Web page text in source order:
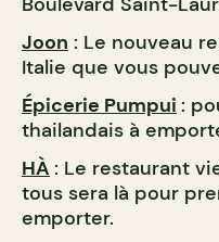
Joon : Le nouveau
Italie que vous
Épicerie Pumpui :
thailandais à
HÀ : Le restaurant
tous sera là pour
emporter.